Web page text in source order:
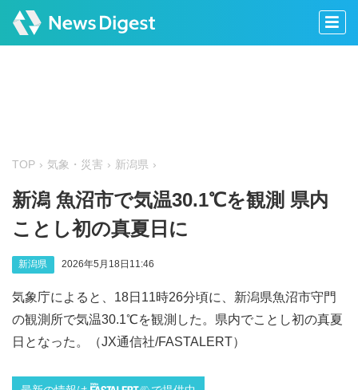
TOP 気象・災害 新潟県
新潟 魚沼市で気温30.1℃を観測 県内
ことし初の真夏日に
新潟県 2026年5月18日11:46
気象庁によると、18日11時26分頃に、新潟県魚沼市守門
の観測所で気温30.1℃を観測した。県内でことし初の真夏
日となった。（JX通信社/FASTALERT）